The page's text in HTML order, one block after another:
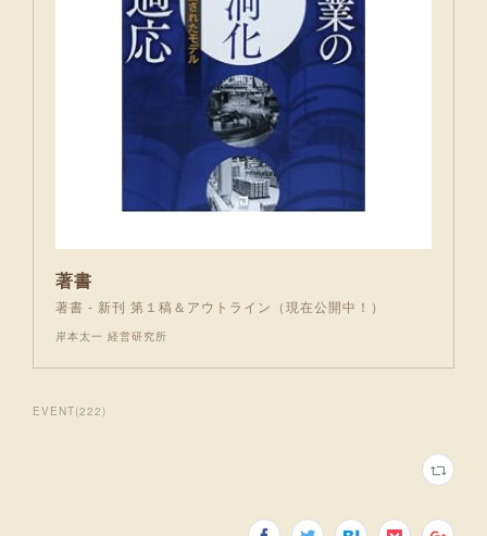
著書
著書 - 新刊 第１稿＆アウトライン（現在公開中！）
岸本太一 経営研究所
EVENT(222)